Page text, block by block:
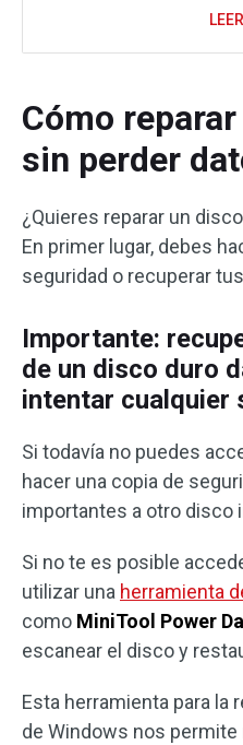
Cómo
sin perder
¿Quieres reparar un
En primer lugar, debes
seguridad o recuperar
Importante:
de un disco duro
intentar cualquier
Si todavía no puedes
hacer una copia de
importantes a otro disco
Si no te es posible
utilizar una herramienta
como MiniTool Power
escanear el disco y
Esta herramienta para la
de Windows nos